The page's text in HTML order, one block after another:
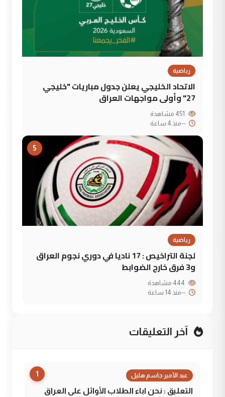
رياضية
الاتحاد الخليجي يعلن جدول مباريات "خليجي
27" وأولى مواجهات العراق
--منذ 4 ساعة
5
رياضية
لجنة التراخيص : 17 ناديا في دوري نجوم العراق
و3 فرق خارج الضوابط
--منذ 14 ساعة
آخر التعليقات
1 عبد الأمير جاسم هليل
التعليق : نحن اباء الطلاب الأوائل على العراق